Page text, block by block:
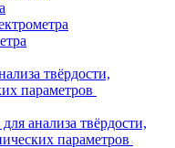
твёрдости,
параметров
анализа твёрдости,
параметров